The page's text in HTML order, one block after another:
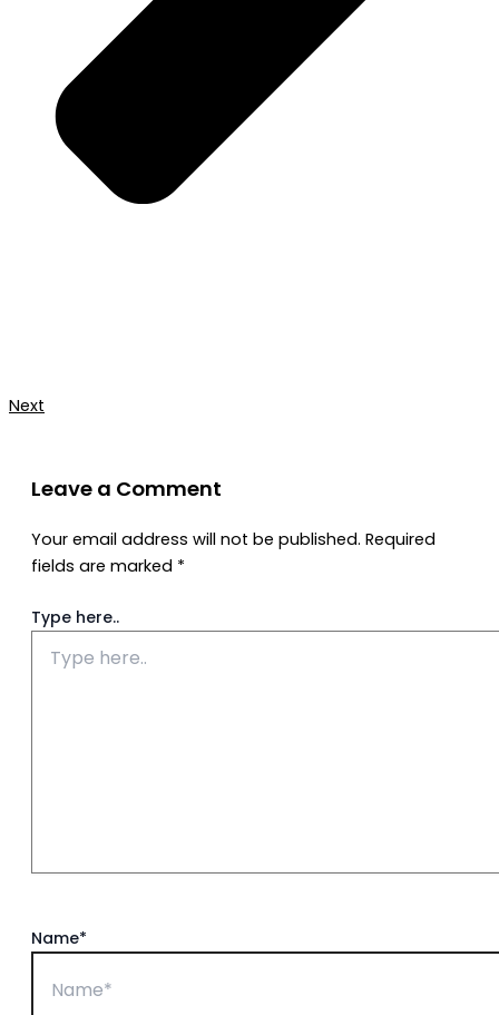
Next
Leave a Comment
Your email address will not be published. Required
fields are marked *
Type here..
Name*